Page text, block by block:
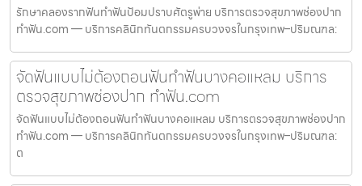
รักษาคลองรากฟันทำฟันป้อมปราบศัตรูพ่าย บริการตรวจสุขภาพช่องปาก
ทำฟัน.com — บริการคลินิกทันตกรรมครบวงจรในกรุงเทพ–ปริมณฑล:
จัดฟันแบบไม่ต้องถอนฟันทำฟันบางคอแหลม บริการ
ตรวจสุขภาพช่องปาก ทำฟัน.com
จัดฟันแบบไม่ต้องถอนฟันทำฟันบางคอแหลม บริการตรวจสุขภาพช่องปาก
ทำฟัน.com — บริการคลินิกทันตกรรมครบวงจรในกรุงเทพ–ปริมณฑล:
ต